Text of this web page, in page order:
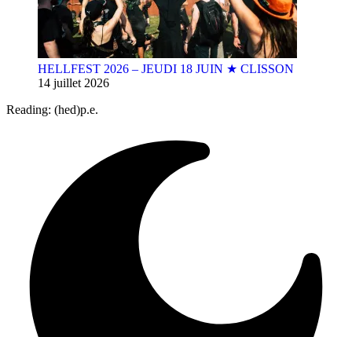
HELLFEST 2026 – JEUDI 18 JUIN ★ CLISSON
14 juillet 2026
Reading: (hed)p.e.